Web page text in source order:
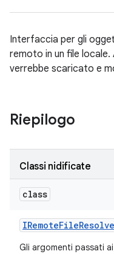
Interfaccia per gli
remoto in un file
verrebbe scaricato e
Riepilogo
Classi nidificate
class
IRemoteFile
Gli argomenti passati